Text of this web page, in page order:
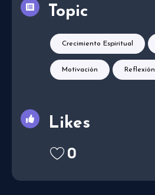
Topic
Crecimiento Espiritual
Motivación Reflexión
Likes
0